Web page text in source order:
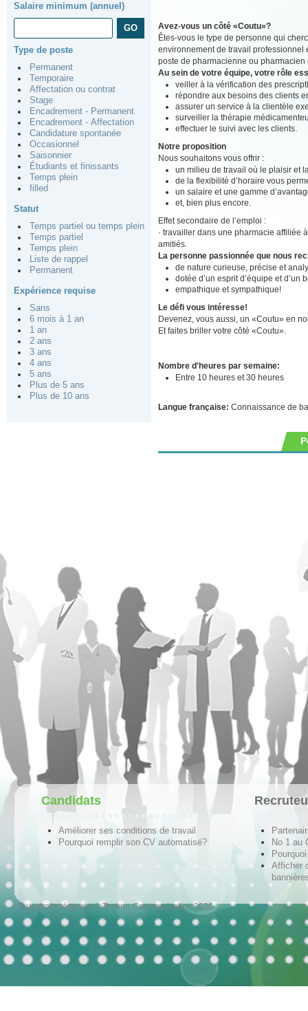
Salaire minimum (annuel)
Type de poste
Permanent
Temporaire
Affectation ou contrat
Stage
Encadrement - Permanent
Encadrement - Affectation
Candidature spontanée
Occasionnel
Saisonnier
Étudiants et finissants
Temps plein
filled
Statut
Temps partiel ou temps plein
Temps partiel
Temps plein
Liste de rappel
Permanent
Expérience requise
Sans
6 mois à 1 an
1 an
2 ans
3 ans
4 ans
5 ans
Plus de 5 ans
Plus de 10 ans
Avez-vous un côté «Coutu»?
Êtes-vous le type de personne qui
environnement de travail professionnel
poste de pharmacienne ou pharmacien
Au sein de votre équipe, votre rôle
veiller à la vérification des
répondre aux besoins des clients
assurer un service à la clientèle
surveiller la thérapie
effectuer le suivi avec les clients.
Notre proposition
Nous souhaitons vous offrir :
un milieu de travail où le plaisir et
de la flexibilité d’horaire vous
un salaire et une gamme
et, bien plus encore.
Effet secondaire de l’emploi :
· travailler dans une pharmacie affiliée
amitiés.
La personne passionnée que nous
de nature curieuse, précise et
dotée d’un esprit d’équipe et d’un
empathique et sympathique!
Le défi vous intéresse!
Devenez, vous aussi, un «Coutu» en
Et faites briller votre côté «Coutu».
Nombre d'heures par semaine:
Entre 10 heures et 30 heures
Langue française: Connaissance de
Candidats
Améliorer ses conditions de travail
Pourquoi remplir son CV automatisé?
No 1 au
Afficher
Tous droits réservés © Techno-Communication 2026